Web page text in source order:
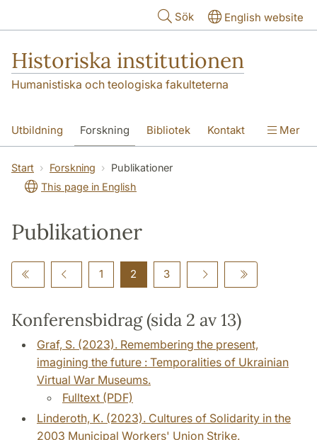
Sök English website
Historiska institutionen
Humanistiska och teologiska fakulteterna
Utbildning Forskning Bibliotek Kontakt
Om institutionen
Mer
Start Forskning
Publikationer
This page in English
Publikationer
1 2 3
Konferensbidrag (sida 2 av 13)
Graf, S. (2023). Remembering the present,
imagining the future : Temporalities of Ukrainian
Virtual War Museums.
Fulltext (PDF)
Linderoth, K. (2023). Cultures of Solidarity in the
2003 Municipal Workers' Union Strike.